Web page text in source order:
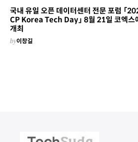
국내 유일 오픈 데이터센터 전문 포럼 「
CP Korea Tech Day」 8월 21일 코엑스
개최
by이창길